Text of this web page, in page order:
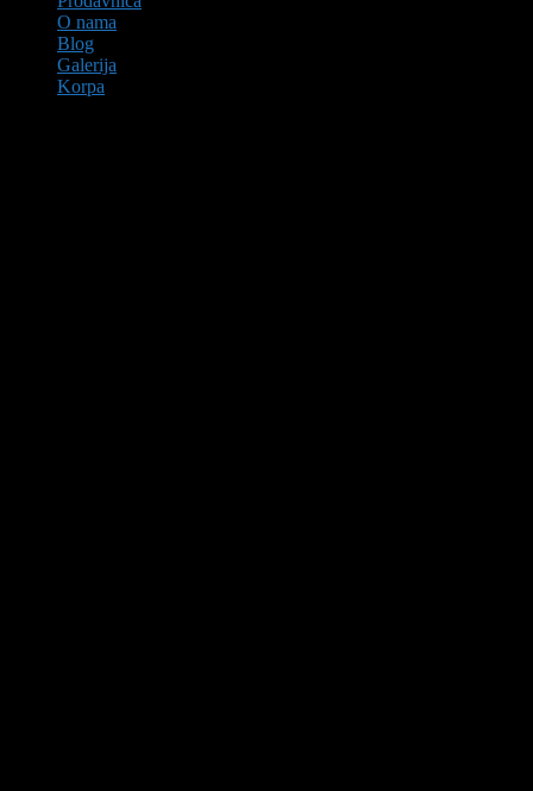
O nama
Blog
Galerija
Korpa